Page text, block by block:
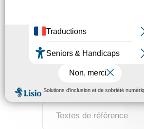
Comment le salarié
Le salarié peut-il
Le salarié peut-il
Textes de référence